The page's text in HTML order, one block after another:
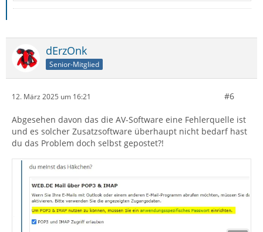
dErzOnk
Senior-Mitglied
12. März 2025 um 16:21 #6
Abgesehen davon das die AV-Software eine Fehlerquelle ist
und es solcher Zusatzsoftware überhaupt nicht bedarf hast
du das Problem doch selbst gepostet?!